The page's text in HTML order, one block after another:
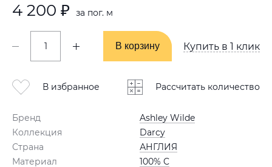
4 200 ₽ за пог. м
В корзину
В корзину Купить в 1 клик
В избранное Рассчитать количество
Бренд
Ashley Wilde
Коллекция
Darcy
Страна
АНГЛИЯ
Материал
100% C